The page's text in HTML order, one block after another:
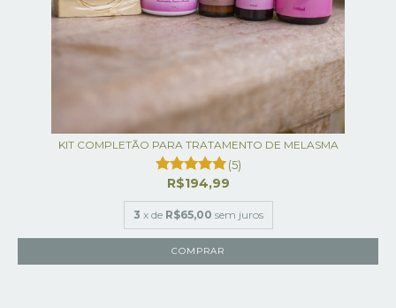
KIT COMPLETÃO PARA TRATAMENTO DE MELASMA
(5)
R$194,99
3 x de R$65,00 sem juros